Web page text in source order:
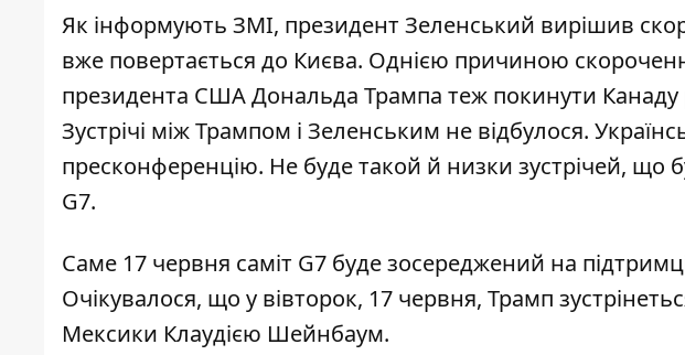
Як інформують ЗМІ, президент Зеленський вирішив
вже повертається до Києва. Однією причиною
президента США Дональда Трампа теж покинути Канаду
Зустрічі між Трампом і Зеленським не відбулося.
пресконференцію. Не буде такой й низки зустрічей, що
G7.
Саме 17 червня саміт G7 буде зосереджений на
Очікувалося, що у вівторок, 17 червня, Трамп
Мексики Клаудією Шейнбаум.